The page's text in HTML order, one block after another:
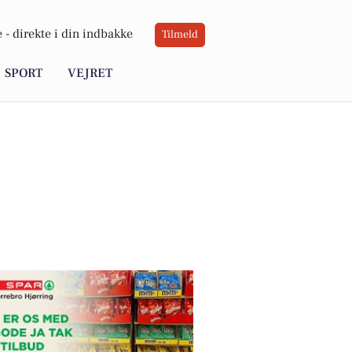
- direkte i din indbakke Tilmeld
SPORT VEJRET